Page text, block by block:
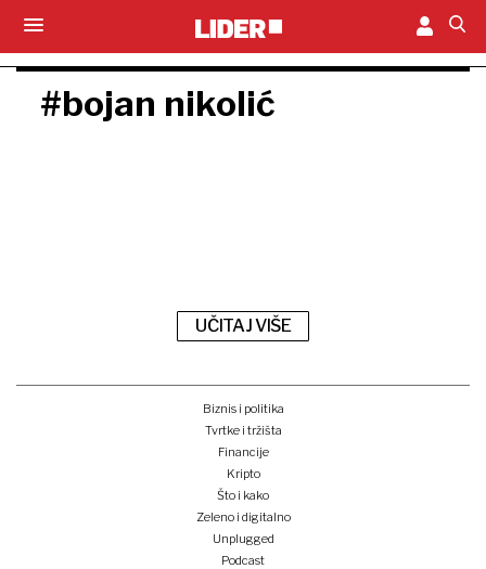
#bojan nikolić
UČITAJ VIŠE
Biznis i politika
Tvrtke i tržišta
Financije
Kripto
Što i kako
Zeleno i digitalno
Unplugged
Podcast